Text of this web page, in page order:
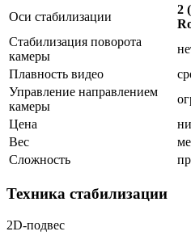
Оси стабилизации
2
Стабилизация поворота
камеры
Плавность видео
Управление направлением
камеры
Цена
Вес
Сложность
Техника стабилизации
2D-подвес